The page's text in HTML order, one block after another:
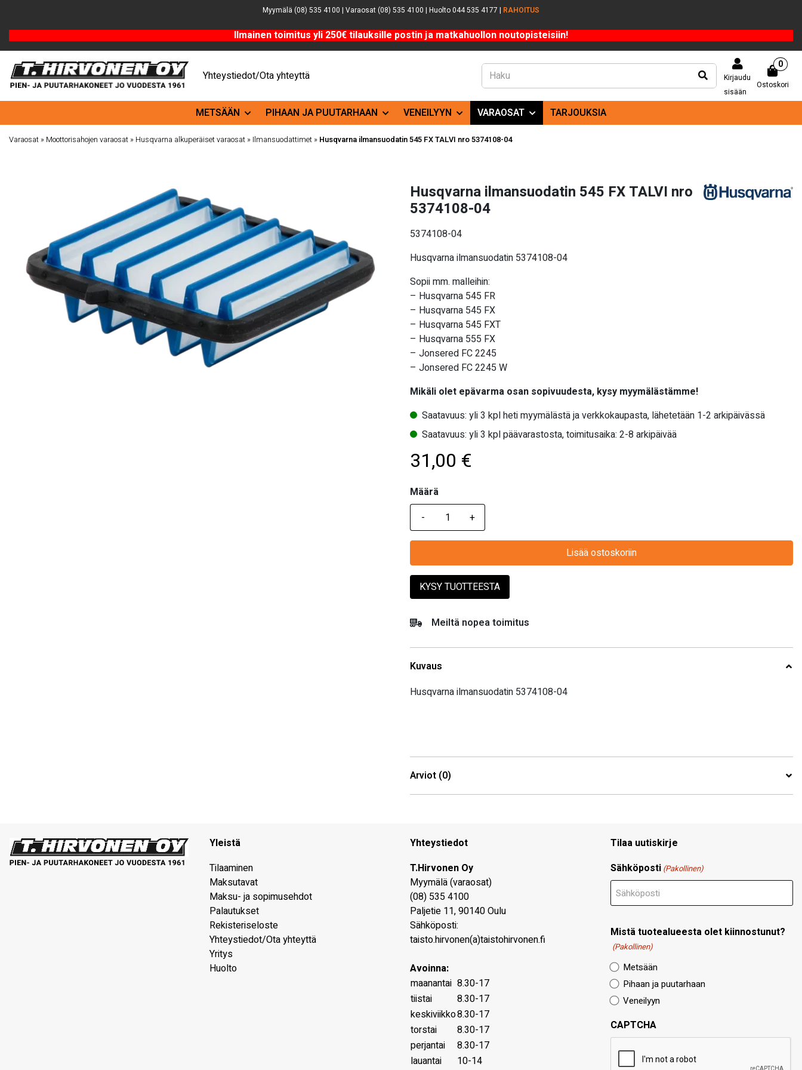
Myymälä (08) 535 4100 | Varaosat (08) 535 4100 | Huolto 044 535 4177 | RAHOITUS
Ilmainen toimitus yli 250€ tilauksille postin ja matkahuollon noutopisteisiin!
Yhteystiedot/Ota yhteyttä
Kirjaudu
sisään
Ostoskori
0
METSÄÄN PIHAAN JA PUUTARHAAN VENEILYYN VARAOSAT TARJOUKSIA
Varaosat » Moottorisahojen varaosat » Husqvarna alkuperäiset varaosat » Ilmansuodattimet » Husqvarna ilmansuodatin 545 FX TALVI nro 5374108-04
Husqvarna ilmansuodatin 545 FX TALVI nro
5374108-04
5374108-04
Husqvarna ilmansuodatin 5374108-04
Sopii mm. malleihin:
– Husqvarna 545 FR
– Husqvarna 545 FX
– Husqvarna 545 FXT
– Husqvarna 555 FX
– Jonsered FC 2245
– Jonsered FC 2245 W
Mikäli olet epävarma osan sopivuudesta, kysy myymälästämme!
Saatavuus: yli 3 kpl heti myymälästä ja verkkokaupasta, lähetetään 1-2 arkipäivässä
Saatavuus: yli 3 kpl päävarastosta, toimitusaika: 2-8 arkipäivää
31,00 €
Määrä
Määrä
Lisää ostoskoriin
KYSY TUOTTEESTA
Meiltä nopea toimitus
Kuvaus
Husqvarna ilmansuodatin 5374108-04
Arviot (0)
Yleistä
Tilaaminen
Maksutavat
Maksu- ja sopimusehdot
Palautukset
Rekisteriseloste
Yhteystiedot/Ota yhteyttä
Yritys
Huolto
Yhteystiedot
T.Hirvonen Oy
Myymälä (varaosat)
(08) 535 4100
Paljetie 11,90140Oulu
Sähköposti:
taisto.hirvonen(a)taistohirvonen.fi
Avoinna:
maanantai 8.30-17
tiistai
8.30-17
keskiviikko8.30-17
torstai
8.30-17
perjantai
8.30-17
lauantai
10-14
Tilaa uutiskirje
Sähköposti (Pakollinen)
Mistä tuotealueesta olet kiinnostunut?
(Pakollinen)
Metsään
Pihaan ja puutarhaan
Veneilyyn
CAPTCHA